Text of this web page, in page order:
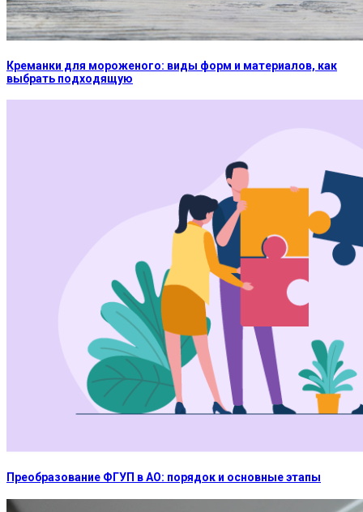
Креманки для мороженого: виды форм и материалов, как
выбрать подходящую
Преобразование ФГУП в АО: порядок и основные этапы